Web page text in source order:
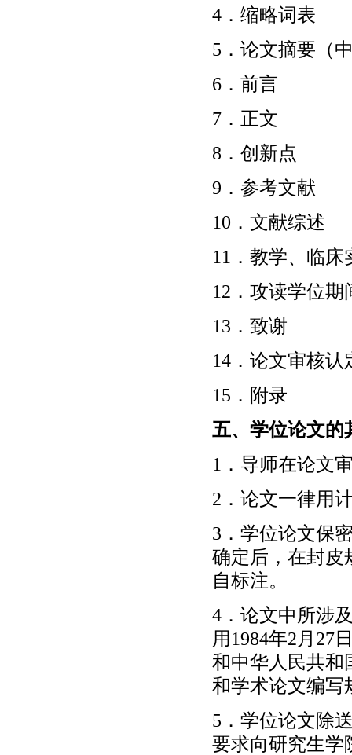
4．缩略词表
5．论文摘要（
6．前言
7．正文
8．创新点
9．参考文献
10．文献综述
11．教学、临床
12．攻读学位
13．致谢
14．论文审核
15．附录
五、学位论文的
1．导师在论文
2．论文一律用
3．学位论文保
确定后，在封皮
自标注。
4．论文中所涉
用1984年2月27
和中华人民共和
和学术论文编写
5．学位论文除
要求向研究生学